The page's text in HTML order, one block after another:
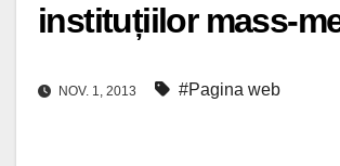
instituțiilor mass-
NOV. 1, 2013 #Pagina web